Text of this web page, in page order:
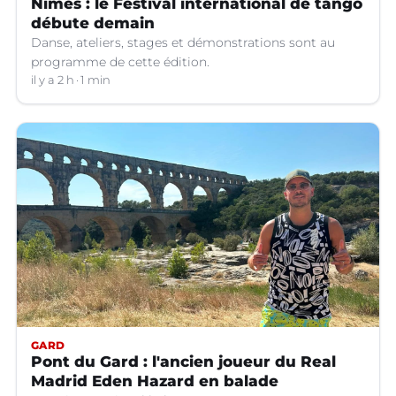
Nîmes : le Festival international de tango
débute demain
Danse, ateliers, stages et démonstrations sont au
programme de cette édition.
il y a 2 h 1 min
GARD
Pont du Gard : l'ancien joueur du Real
Madrid Eden Hazard en balade